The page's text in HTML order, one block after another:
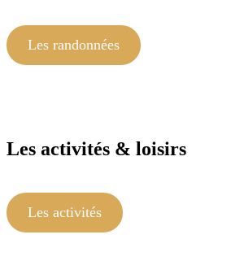
Les randonnées
Les activités & loisirs
Les activités